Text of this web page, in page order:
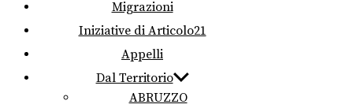
Migrazioni
Iniziative di Articolo21
Appelli
Dal Territorio
ABRUZZO